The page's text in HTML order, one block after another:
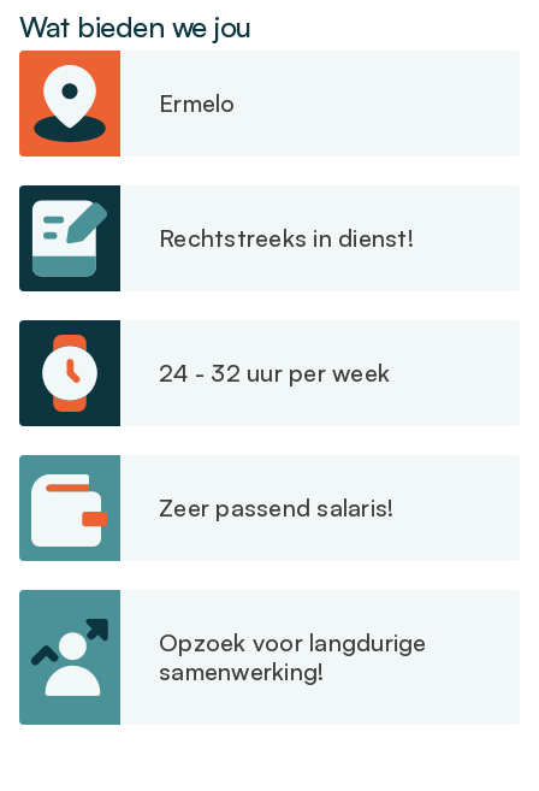
Wat bieden we jou
Ermelo
Rechtstreeks in dienst!
24 - 32 uur per week
Zeer passend salaris!
Opzoek voor langdurige
samenwerking!